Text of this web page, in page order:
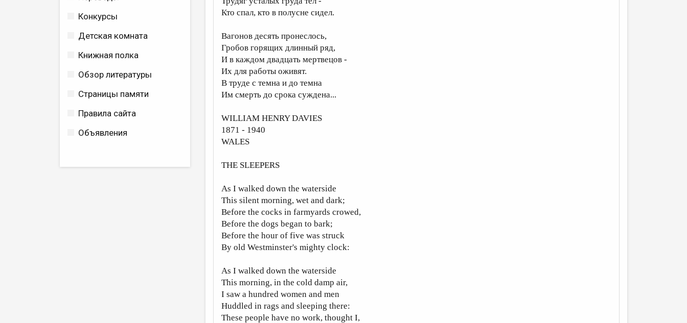
Конкурсы
Детская комната
Книжная полка
Обзор литературы
Страницы памяти
Правила сайта
Объявления
Кто спал, кто в полусне сидел.
Вагонов десять пронеслось,
Гробов горящих длинный ряд,
И в каждом двадцать мертвецов -
Их для работы оживят.
В труде с темна и до темна
Им смерть до срока суждена...
WILLIAM HENRY DAVIES
1871 - 1940
WALES
THE SLEEPERS
As I walked down the waterside
This silent morning, wet and dark;
Before the cocks in farmyards crowed,
Before the dogs began to bark;
Before the hour of five was struck
By old Westminster's mighty clock:
As I walked down the waterside
This morning, in the cold damp air,
I saw a hundred women and men
Huddled in rags and sleeping there:
These people have no work, thought I,